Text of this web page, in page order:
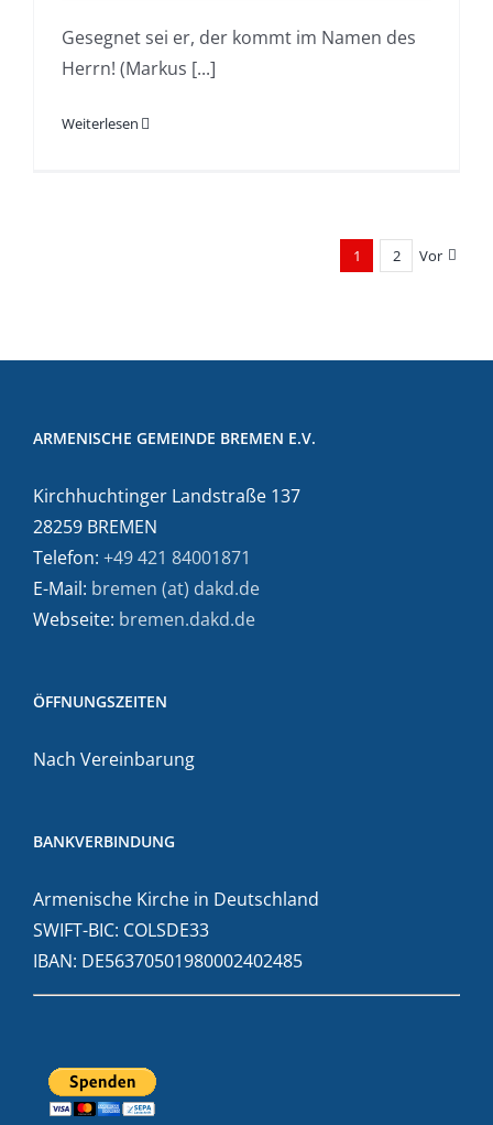
Gesegnet sei er, der kommt im Namen des
Herrn! (Markus [...]
Weiterlesen
1 2 Vor
ARMENISCHE GEMEINDE BREMEN E.V.
Kirchhuchtinger Landstraße 137
28259 BREMEN
Telefon: +49 421 84001871
E-Mail: bremen (at) dakd.de
Webseite: bremen.dakd.de
ÖFFNUNGSZEITEN
Nach Vereinbarung
BANKVERBINDUNG
Armenische Kirche in Deutschland
SWIFT-BIC: COLSDE33
IBAN: DE56370501980002402485